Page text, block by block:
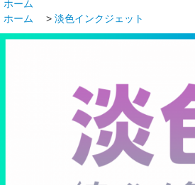
ホーム
ホーム
> 淡色インクジェット